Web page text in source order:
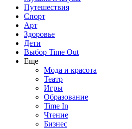
Путешествия
Спорт
Арт
Здоровье
Дети
Выбор Time Out
Еще
Мода и красота
Театр
Игры
Образование
Time In
Чтение
Бизнес